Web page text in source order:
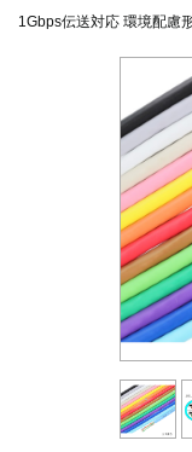
1Gbps伝送対応 環境配慮